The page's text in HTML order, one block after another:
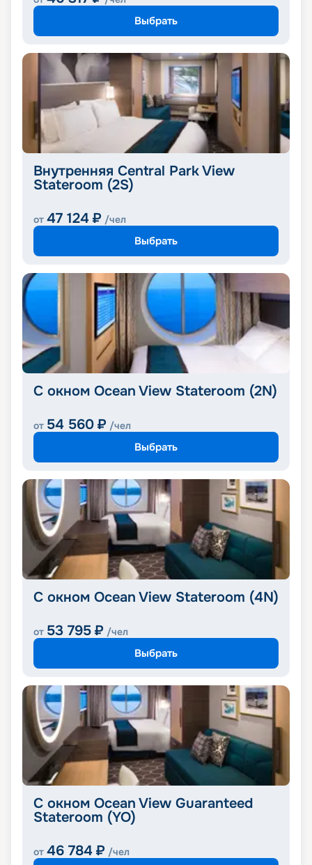
Выбрать
Внутренняя Central Park View
Stateroom (2S)
от 47 124 ₽ /чел
Выбрать
С окном Ocean View Stateroom (2N)
от 54 560 ₽ /чел
Выбрать
С окном Ocean View Stateroom (4N)
от 53 795 ₽ /чел
Выбрать
С окном Ocean View Guaranteed
Stateroom (YO)
от 46 784 ₽ /чел